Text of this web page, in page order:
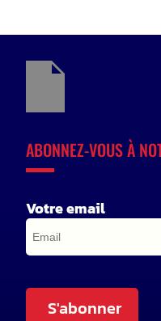
ABONNEZ-VOUS À
Votre email
S'abonner